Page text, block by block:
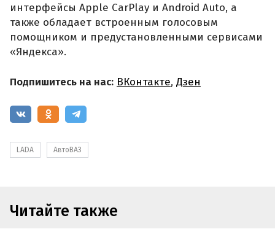
интерфейсы Apple CarPlay и Android Auto, а
также обладает встроенным голосовым
помощником и предустановленными сервисами
«Яндекса».
Подпишитесь на нас: ВКонтакте, Дзен
LADA АвтоВАЗ
Читайте также